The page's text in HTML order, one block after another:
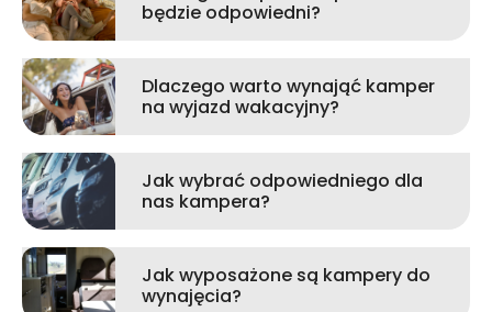
będzie odpowiedni?
Dlaczego warto wynająć kamper
na wyjazd wakacyjny?
Jak wybrać odpowiedniego dla
nas kampera?
Jak wyposażone są kampery do
wynajęcia?